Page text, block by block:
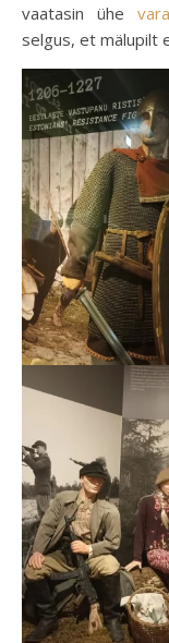
vaatasin ühe
selgus, et mälupilt